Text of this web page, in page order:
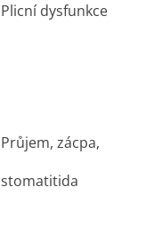
Plicní dysfunkce
Průjem, zácpa,
stomatitida